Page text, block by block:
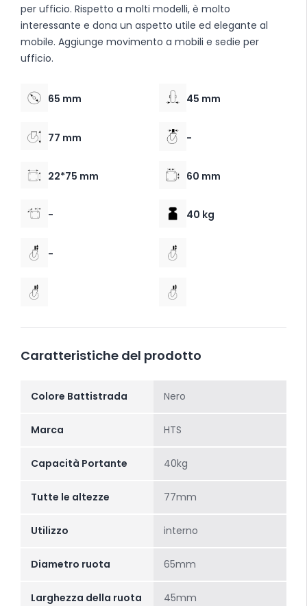
per ufficio. Rispetto a molti modelli, è molto
interessante e dona un aspetto utile ed elegante al
mobile. Aggiunge movimento a mobili e sedie per
ufficio.
65 mm 45 mm
77 mm -
22*75 mm 60 mm
- 40 kg
-
Caratteristiche del prodotto
Colore Battistrada Nero
Marca HTS
Capacità Portante 40kg
Tutte le altezze 77mm
Utilizzo interno
Diametro ruota 65mm
Larghezza della ruota 45mm